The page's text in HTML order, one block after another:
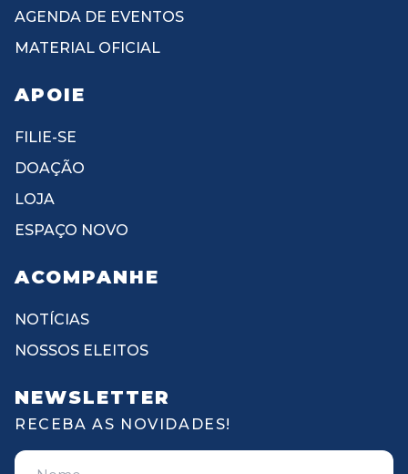
AGENDA DE EVENTOS
MATERIAL OFICIAL
APOIE
FILIE-SE
DOAÇÃO
LOJA
ESPAÇO NOVO
ACOMPANHE
NOTÍCIAS
NOSSOS ELEITOS
NEWSLETTER
RECEBA AS NOVIDADES!